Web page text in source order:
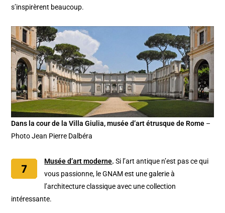
s’inspirèrent beaucoup.
Dans la cour de la Villa Giulia, musée d’art étrusque de Rome –
Photo Jean Pierre Dalbéra
Musée d’art moderne.Si l’art antique n’est pas ce qui
vous passionne, le GNAM est une galerie à
l’architecture classique avec une collection
intéressante.